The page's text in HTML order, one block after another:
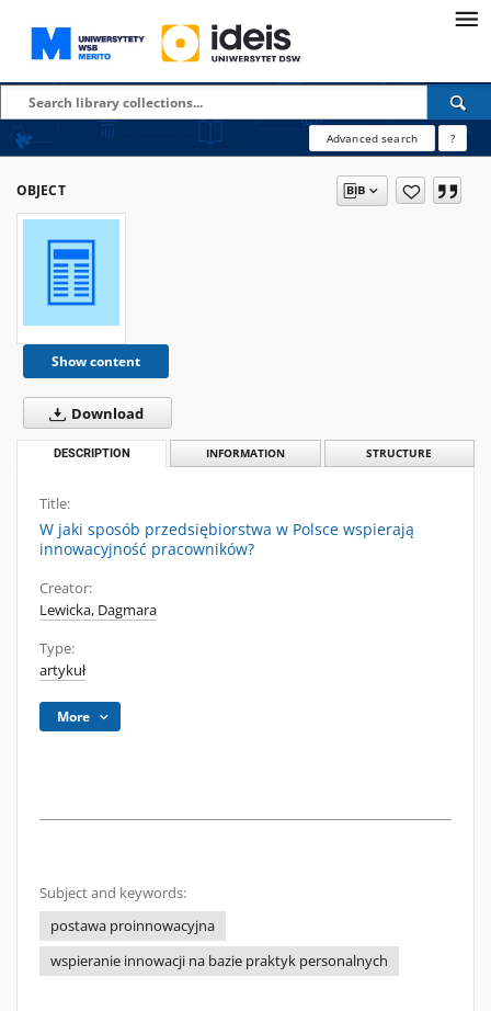
Advanced search ?
OBJECT
Show content
Download
DESCRIPTION INFORMATION STRUCTURE
Title:
W jaki sposób przedsiębiorstwa w Polsce wspierają
innowacyjność pracowników?
Creator:
Lewicka, Dagmara
Type:
artykuł
More
Subject and keywords:
postawa proinnowacyjna
wspieranie innowacji na bazie praktyk personalnych